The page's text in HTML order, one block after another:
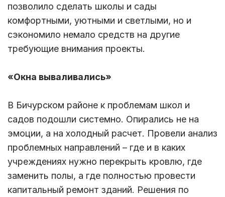
позволило сделать школы и сады
комфортными, уютными и светлыми, но и
сэкономило немало средств на другие
требующие внимания проекты.
«Окна вываливались»
В Бичурском районе к проблемам школ и
садов подошли системно. Опирались не на
эмоции, а на холодный расчет. Провели анализ
проблемных направлений – где и в каких
учреждениях нужно перекрыть кровлю, где
заменить полы, а где полностью провести
капитальный ремонт зданий. Решения по